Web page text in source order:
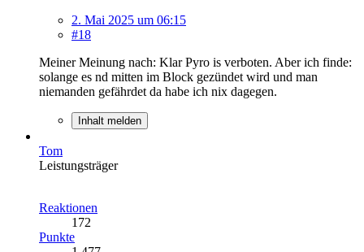
2. Mai 2025 um 06:15
#18
Meiner Meinung nach: Klar Pyro is verboten. Aber ich finde:
solange es nd mitten im Block gezündet wird und man
niemanden gefährdet da habe ich nix dagegen.
Inhalt melden
Tom
Leistungsträger
Reaktionen
172
Punkte